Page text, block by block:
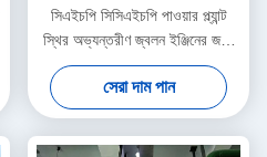
সিএইচপি সিসিএইচপি পাওয়ার প্ল্যান্ট
স্থির অভ্যন্তরীণ জ্বলন ইঞ্জিনের জন্য
ডিপিএফ এসসিআর এবং এসএনসিআর
ডেনক্স সিস্টেমগুলি
সেরা দাম পান